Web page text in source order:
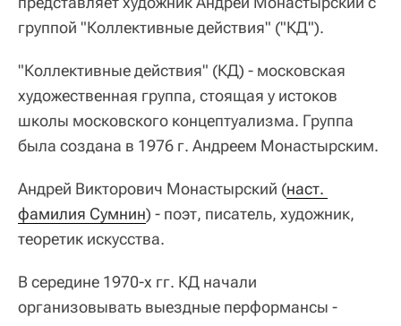
группой "Коллективные действия" ("КД").
"Коллективные действия" (КД) - московская
художественная группа, стоящая у истоков
школы московского концептуализма. Группа
была создана в 1976 г. Андреем Монастырским.
Андрей Викторович Монастырский (наст.
фамилия Сумнин) - поэт, писатель, художник,
теоретик искусства.
В середине 1970-х гг. КД начали
организовывать выездные перформансы -